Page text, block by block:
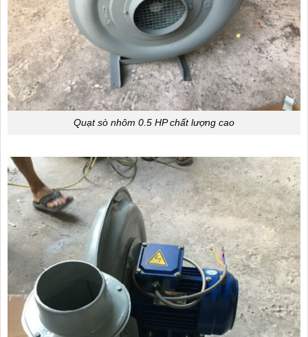
Quạt sò nhôm 0.5 HP chất lượng cao